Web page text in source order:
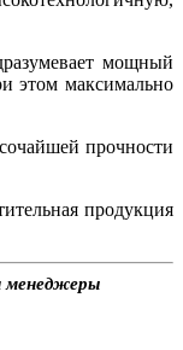
мощный
этом максимально
прочности
продукция
менеджеры